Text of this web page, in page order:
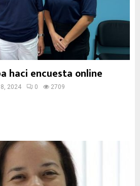
haci encuesta online
8, 2024 0 2709